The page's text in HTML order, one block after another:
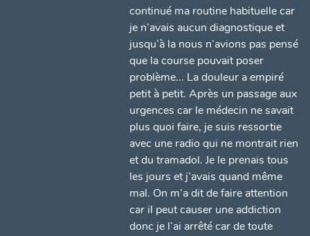
continué ma routine habituelle car
je n’avais aucun diagnostique et
jusqu’à la nous n’avions pas pensé
que la course pouvait poser
problème... La douleur a empiré
petit à petit. Après un passage aux
urgences car le médecin ne savait
plus quoi faire, je suis ressortie
avec une radio qui ne montrait rien
et du tramadol. Je le prenais tous
les jours et j’avais quand même
mal. On m’a dit de faire attention
car il peut causer une addiction
donc je l’ai arrêté car de toute